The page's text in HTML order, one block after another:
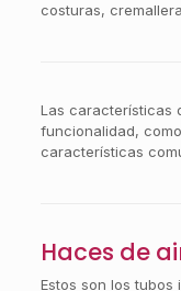
costuras,
Las características
funcionalidad,
características
Haces de
Estos son los